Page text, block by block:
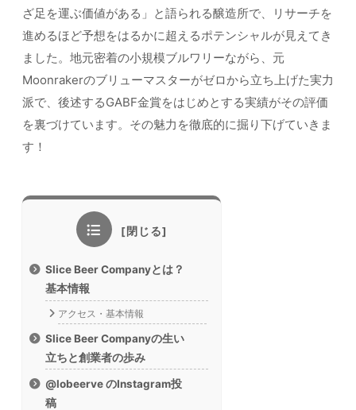
ざ足を運ぶ価値がある」と語られる醸造所で、リサーチを
進めるほど予想をはるかに超えるポテンシャルが見えてき
ました。地元密着の小規模ブルワリーながら、元
Moonrakerのブリューマスターがゼロから立ち上げた実力
派で、後述するGABF金賞をはじめとする実績がその評価
を裏づけています。その魅力を徹底的に掘り下げていきま
す！
Slice Beer Companyとは？
基本情報
アクセス・基本情報
Slice Beer Companyの生い
立ちと創業者の歩み
@lobeerve のInstagram投
稿